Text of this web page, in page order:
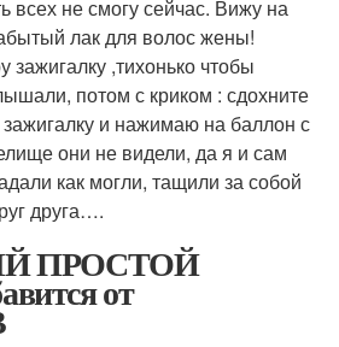
всех не смогу сейчас. Вижу на
лак для волос жены!
зажигалку ,тихонько чтобы
потом с криком : сдохните
и нажимаю на баллон с
они не видели, да я и сам
как могли, тащили за собой
друга….
ПРОСТОЙ
от